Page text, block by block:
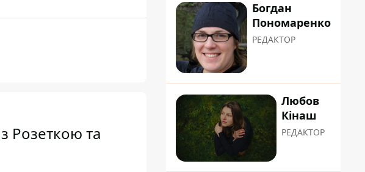
Розеткою та
Богдан
Пономаренко
РЕДАКТОР
Любов
Кінаш
РЕДАКТОР